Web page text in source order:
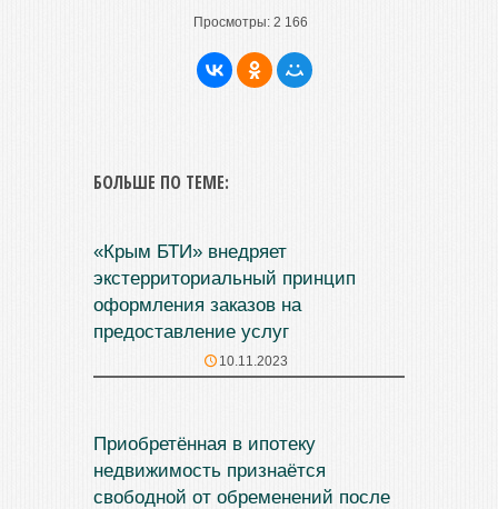
Просмотры: 2 166
БОЛЬШЕ ПО ТЕМЕ:
«Крым БТИ» внедряет
экстерриториальный принцип
оформления заказов на
предоставление услуг
10.11.2023
Приобретённая в ипотеку
недвижимость признаётся
свободной от обременений после